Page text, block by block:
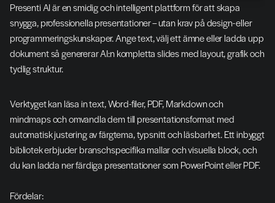
Presenti AI är en smidig och intelligent plattform för att skapa
snygga, professionella presentationer – utan krav på design- eller
programmeringskunskaper. Ange text, välj ett ämne eller ladda upp
dokument så genererar AI:n kompletta slides med layout, grafik och
tydlig struktur.
Verktyget kan läsa in text, Word-filer, PDF, Markdown och
mindmaps och omvandla dem till presentationsformat med
automatisk justering av färgtema, typsnitt och läsbarhet. Ett inbyggt
bibliotek erbjuder branschspecifika mallar och visuella block, och
du kan ladda ner färdiga presentationer som PowerPoint eller PDF.
Fördelar: